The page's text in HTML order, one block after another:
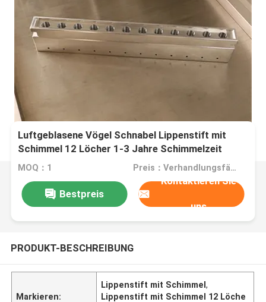
Luftgeblasene Vögel Schnabel Lippenstift mit
Schimmel 12 Löcher 1-3 Jahre Schimmelzeit
MOQ：1 Preis：Verhandlungsfähig
Bestpreis
Kontaktieren Sie
uns
PRODUKT-BESCHREIBUNG
Markieren:
Lippenstift mit Schimmel,
Lippenstift mit Schimmel 12 Löche